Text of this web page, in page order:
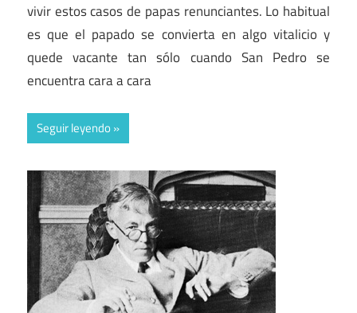
vivir estos casos de papas renunciantes. Lo habitual
es que el papado se convierta en algo vitalicio y
quede vacante tan sólo cuando San Pedro se
encuentra cara a cara
Seguir leyendo